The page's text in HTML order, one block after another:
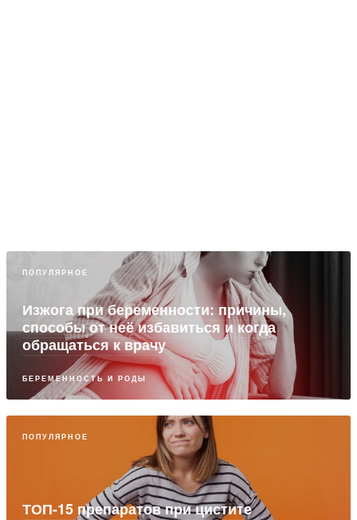
ПОПУЛЯРНОЕ
Изжога при беременности: причины,
способы от неё избавиться и когда
обращаться к врачу
БЕРЕМЕННОСТЬ И РОДЫ
ПОПУЛЯРНОЕ
ТОП-15 препаратов при цистите